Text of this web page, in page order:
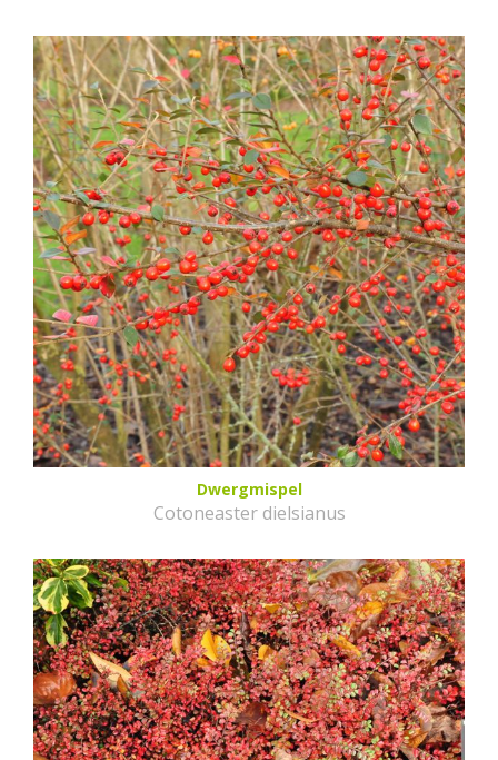
Dwergmispel
Cotoneaster dielsianus